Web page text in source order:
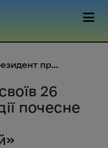
Президент присвоїв 26 полку На...
26
почесне